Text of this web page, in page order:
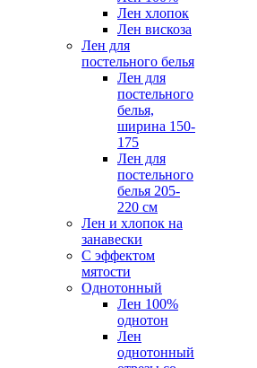
Лен хлопок
Лен вискоза
Лен для
постельного белья
Лен для
постельного
белья,
ширина 150-
175
Лен для
постельного
белья 205-
220 см
Лен и хлопок на
занавески
С эффектом
мятости
Однотонный
Лен 100%
однотон
Лен
однотонный